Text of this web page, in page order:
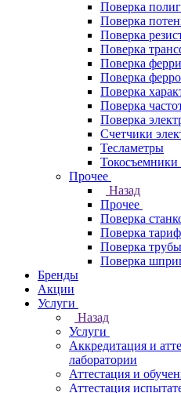
Поверка
Поверка
Поверка
Поверка
Поверка
Поверка
Поверка
Поверка
Поверка
Счетчики
Тесламетры
Токосъемники
Прочее
Назад
Прочее
Поверка
Поверка
Поверка
Поверка
Бренды
Акции
Услуги
Назад
Услуги
Аккредитация и
лаборатории
Аттестация и
Аттестация